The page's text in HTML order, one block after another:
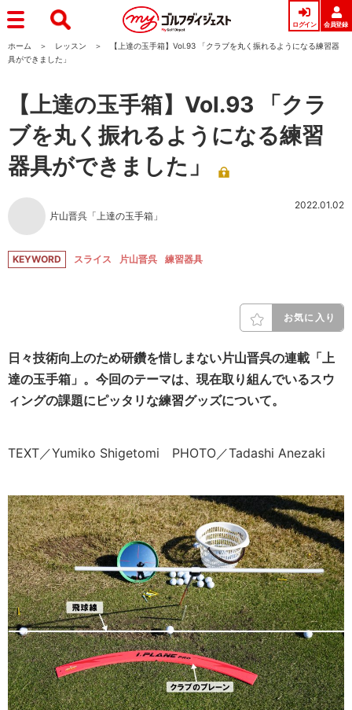
ログイン 会員登録
ホーム レッスン
【上達の玉手箱】Vol.93 「クラブを丸く振れるようになる練習器
具ができました」
【上達の玉手箱】Vol.93 「クラ
ブを丸く振れるようになる練習
器具ができました」
片山晋呉「上達の玉手箱」
2022.01.02
KEYWORD スライス 片山晋呉 練習器具
お気に入り
日々技術向上のため研鑽を惜しまない片山晋呉の連載「上
達の玉手箱」。今回のテーマは、現在取り組んでいるスウ
ィングの課題にピッタリな練習グッズについて。
TEXT／Yumiko Shigetomi PHOTO／Tadashi Anezaki